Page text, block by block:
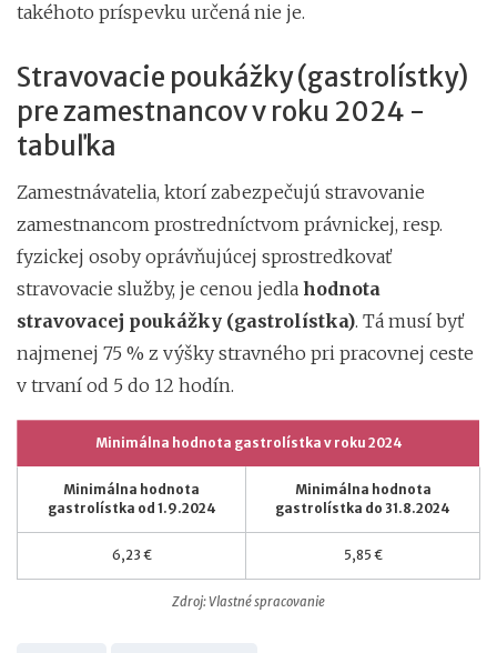
takéhoto príspevku určená nie je.
Stravovacie poukážky (gastrolístky)
pre zamestnancov v roku 2024 -
tabuľka
Zamestnávatelia, ktorí zabezpečujú stravovanie
zamestnancom prostredníctvom právnickej, resp.
fyzickej osoby oprávňujúcej sprostredkovať
stravovacie služby, je cenou jedla hodnota
stravovacej poukážky (gastrolístka). Tá musí byť
najmenej 75 % z výšky stravného pri pracovnej ceste
v trvaní od 5 do 12 hodín.
Zdroj: Vlastné spracovanie
Minimálna hodnota gastrolístka v roku 2024
Minimálna hodnota
gastrolístka od 1.9.2024
Minimálna hodnota
gastrolístka do 31.8.2024
6,23 € 5,85 €